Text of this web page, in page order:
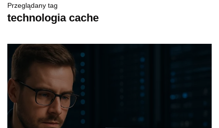
Przeglądany tag
technologia cache